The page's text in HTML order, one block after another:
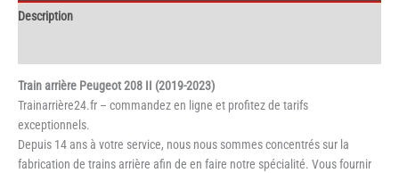
II
Description
Train arrière Peugeot 208 II (2019-2023)
Trainarrière24.fr – commandez en ligne et profitez de tarifs
exceptionnels.
Depuis 14 ans à votre service, nous nous sommes concentrés sur la
fabrication de trains arrière afin de en faire notre spécialité. Vous fournir